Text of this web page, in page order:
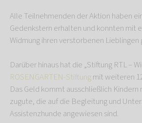
Alle Teilnehmenden der Aktion haben
Gedenkstern erhalten und konnten mit
Widmung ihren verstorbenen Lieblingen
Darüber hinaus hat die „Stiftung RTL –
ROSENGARTEN-Stiftungmit weiteren
Das Geld kommt ausschließlich
zugute, die auf die Begleitung und
Assistenzhunde angewiesen sind.